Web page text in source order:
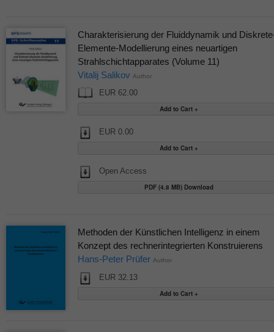
Charakterisierung der Fluiddynamik und
Elemente-Modellierung eines neuartigen
Strahlschichtapparates (Volume 11)
Vitalij Salikov Author
EUR 62.00
EUR 0.00
Open Access
PDF (4.8 MB) Download
Methoden der Künstlichen Intelligenz in einem
Konzept des rechnerintegrierten Konstruierens
Hans-Peter Prüfer Author
EUR 32.13